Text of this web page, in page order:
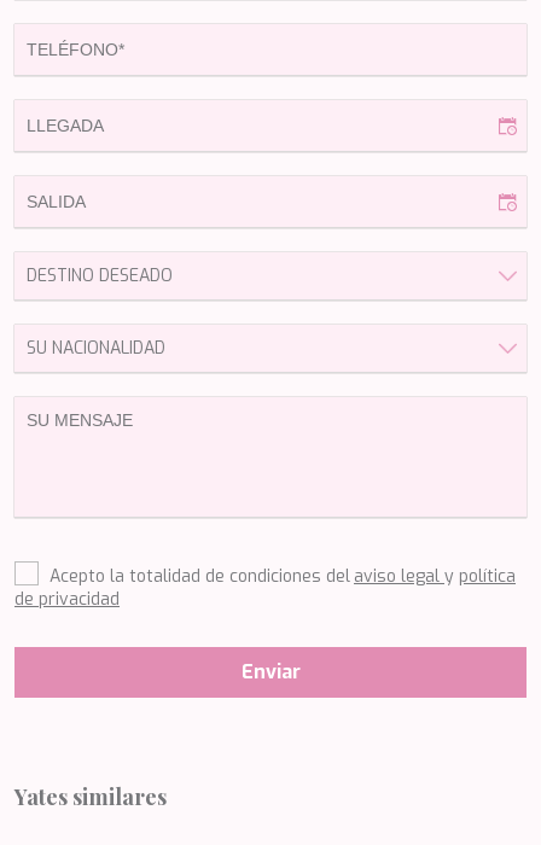
Acepto la totalidad de condiciones del aviso legal y política
de privacidad
Enviar
Yates similares
FRIEND'S BOAT
FRIENDSHIP
GATSBY
GENNY
GRACE
GRAYONE
HALCON DEL MAR
HEEUS
HELIOS
HP6
INSIEME
ISLAND HEIRESS
KALINDA